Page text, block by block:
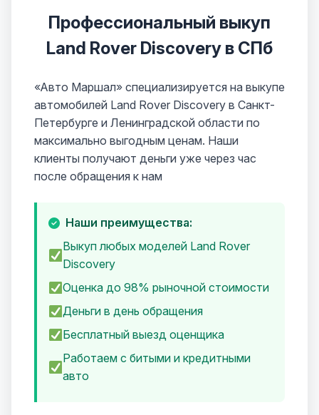
Профессиональный выкуп
Land Rover Discovery в СПб
«Авто Маршал» специализируется на выкупе
автомобилей Land Rover Discovery в Санкт-
Петербурге и Ленинградской области по
максимально выгодным ценам. Наши
клиенты получают деньги уже через час
после обращения к нам
Наши преимущества:
Выкуп любых моделей Land Rover
Discovery
Оценка до 98% рыночной стоимости
Деньги в день обращения
Бесплатный выезд оценщика
Работаем с битыми и кредитными
авто